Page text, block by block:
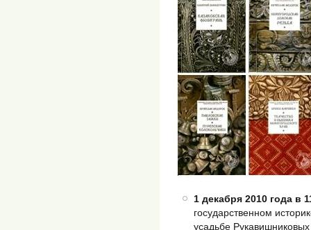
1 декабря 2010 года в
государственном
усадьбе